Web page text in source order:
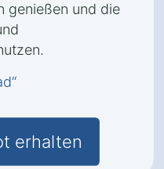
genießen und die
erhalten